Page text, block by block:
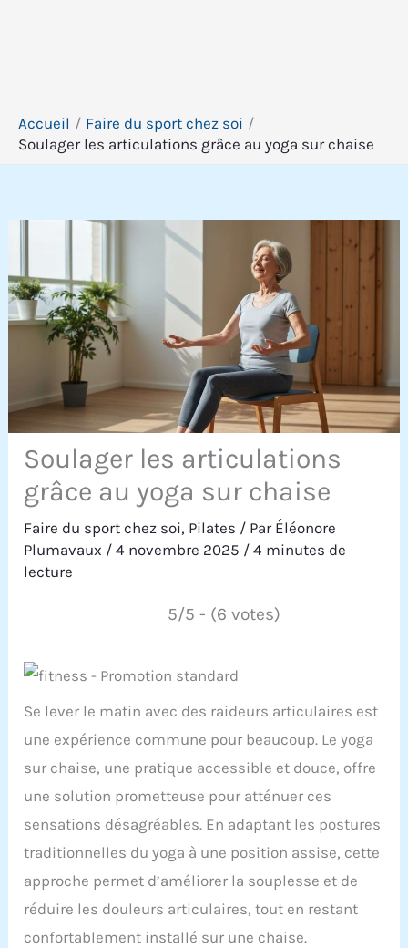
Accueil
Faire du sport chez soi
Soulager les articulations grâce au yoga sur chaise
Soulager les articulations
grâce au yoga sur chaise
Faire du sport chez soi, Pilates / Par Éléonore
Plumavaux /4 novembre 2025 /4 minutes de
lecture
5/5 - (6 votes)
Se lever le matin avec des raideurs articulaires est
une expérience commune pour beaucoup. Le yoga
sur chaise, une pratique accessible et douce, offre
une solution prometteuse pour atténuer ces
sensations désagréables. En adaptant les postures
traditionnelles du yoga à une position assise, cette
approche permet d’améliorer la souplesse et de
réduire les douleurs articulaires, tout en restant
confortablement installé sur une chaise.